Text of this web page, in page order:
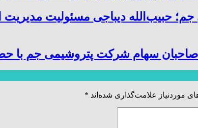
حبیب‌الله دیباجی مسئولیت
سهام شرکت پتروشیمی جم با
موردنیاز علامت‌گذاری شده‌اند *